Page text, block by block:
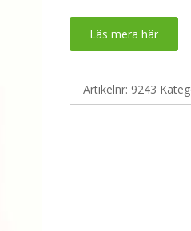
Läs mera här
Artikelnr: 9243